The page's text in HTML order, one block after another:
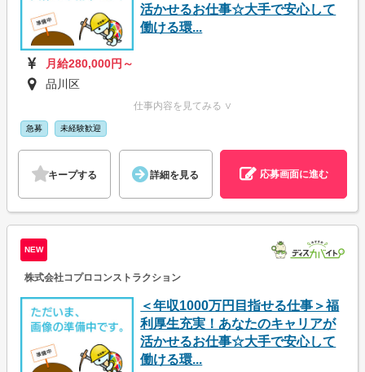
活かせるお仕事☆大手で安心して
働ける環...
月給280,000円～
品川区
仕事内容を見てみる ∨
急募 未経験歓迎
キープする 詳細を見る 応募画面に進む
NEW
株式会社コプロコンストラクション
＜年収1000万円目指せる仕事＞福
利厚生充実！あなたのキャリアが
活かせるお仕事☆大手で安心して
働ける環...